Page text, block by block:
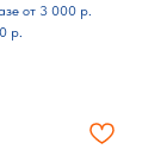
от 3 000 р.
р.